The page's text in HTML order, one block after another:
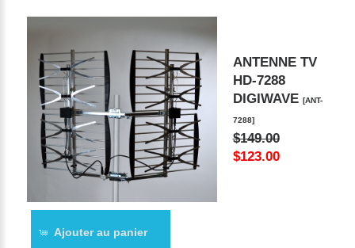
ANTENNE TV
HD-7288
DIGIWAVE [ANT-
7288]
$149.00
$123.00
Ajouter au panier